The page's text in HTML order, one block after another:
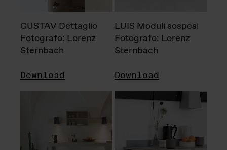
GUSTAV Dettaglio
Fotografo: Lorenz
Sternbach
Download
LUIS Moduli sospesi
Fotografo: Lorenz
Sternbach
Download